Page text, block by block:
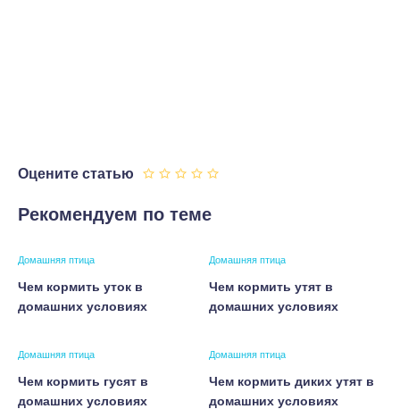
Оцените статью
Рекомендуем по теме
Домашняя птица
Чем кормить уток в
домашних условиях
Домашняя птица
Чем кормить утят в
домашних условиях
Домашняя птица
Чем кормить гусят в
домашних условиях
Домашняя птица
Чем кормить диких утят в
домашних условиях